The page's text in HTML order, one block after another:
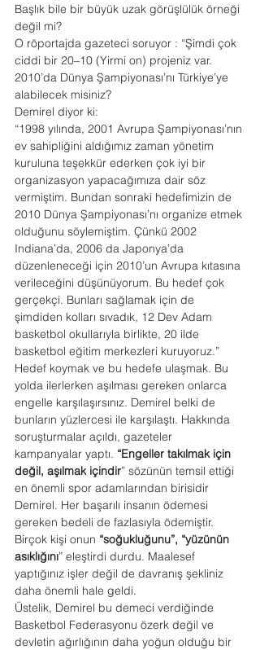
Başlık bile bir büyük uzak görüşlülük örneği
değil mi?
O röportajda gazeteci soruyor : “Şimdi çok
ciddi bir 20–10 (Yirmi on) projeniz var.
2010’da Dünya Şampiyonası’nı Türkiye’ye
alabilecek misiniz?
Demirel diyor ki:
“1998 yılında, 2001 Avrupa Şampiyonası’nın
ev sahipliğini aldığımız zaman yönetim
kuruluna teşekkür ederken çok iyi bir
organizasyon yapacağımıza dair söz
vermiştim. Bundan sonraki hedefimizin de
2010 Dünya Şampiyonası’nı organize etmek
olduğunu söylemiştim. Çünkü 2002
Indiana’da, 2006 da Japonya’da
düzenleneceği için 2010’un Avrupa kıtasına
verileceğini düşünüyorum. Bu hedef çok
gerçekçi. Bunları sağlamak için de
şimdiden kolları sıvadık, 12 Dev Adam
basketbol okullarıyla birlikte, 20 ilde
basketbol eğitim merkezleri kuruyoruz.”
Hedef koymak ve bu hedefe ulaşmak. Bu
yolda ilerlerken aşılması gereken onlarca
engelle karşılaşırsınız. Demirel belki de
bunların yüzlercesi ile karşılaştı. Hakkında
soruşturmalar açıldı, gazeteler
kampanyalar yaptı. “Engeller takılmak için
değil, aşılmak içindir” sözünün temsil ettiği
en önemli spor adamlarından birisidir
Demirel. Her başarılı insanın ödemesi
gereken bedeli de fazlasıyla ödemiştir.
Birçok kişi onun “soğukluğunu”, “yüzünün
asıklığını” eleştirdi durdu. Maalesef
yaptığınız işler değil de davranış şekliniz
daha önemli hale geldi.
Üstelik, Demirel bu demeci verdiğinde
Basketbol Federasyonu özerk değil ve
devletin ağırlığının daha yoğun olduğu bir